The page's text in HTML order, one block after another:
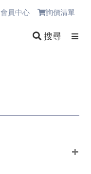
會員中心 詢價清單
搜尋